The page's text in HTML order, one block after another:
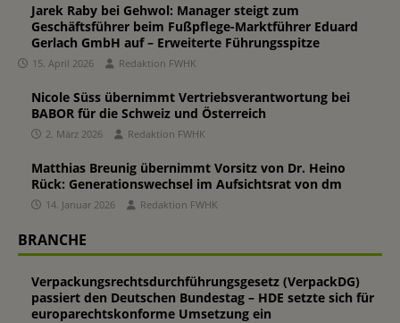
Jarek Raby bei Gehwol: Manager steigt zum
Geschäftsführer beim Fußpflege-Marktführer Eduard
Gerlach GmbH auf – Erweiterte Führungsspitze
15. April 2026 Redaktion FWHK
Nicole Süss übernimmt Vertriebsverantwortung bei
BABOR für die Schweiz und Österreich
2. März 2026 Redaktion FWHK
Matthias Breunig übernimmt Vorsitz von Dr. Heino
Rück: Generationswechsel im Aufsichtsrat von dm
14. Januar 2026 Redaktion FWHK
BRANCHE
Verpackungsrechtsdurchführungsgesetz (VerpackDG)
passiert den Deutschen Bundestag – HDE setzte sich für
europarechtskonforme Umsetzung ein